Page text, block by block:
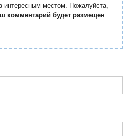
интересным местом. Пожалуйста,
комментарий будет размещен